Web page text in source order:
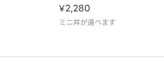
¥2,280
ミニ丼が選べます